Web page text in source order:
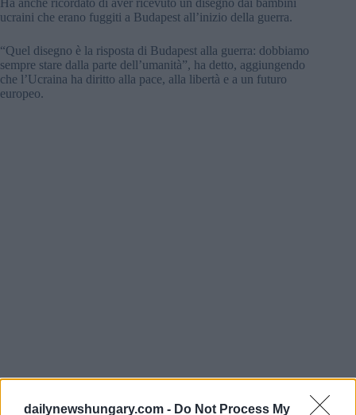
dailynewshungary.com - Do Not Process My
Ha anche ricordato di aver ricevuto un disegno dai bambini
ucraini che erano fuggiti a Budapest all’inizio della guerra.
“Quel disegno è la risposta di Budapest alla guerra: dobbiamo
sempre stare dalla parte dell’umanità”, ha detto, aggiungendo
che l’Ucraina ha diritto alla pace, alla libertà e a un futuro
europeo.